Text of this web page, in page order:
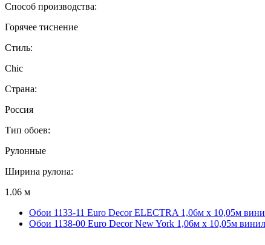
Способ производства:
Горячее тиснение
Стиль:
Chic
Страна:
Россия
Тип обоев:
Рулонные
Ширина рулона:
1.06 м
Обои 1133-11 Euro Decor ELECTRA 1,06м х 10,05м
Обои 1138-00 Euro Decor New York 1,06м х 10,05м